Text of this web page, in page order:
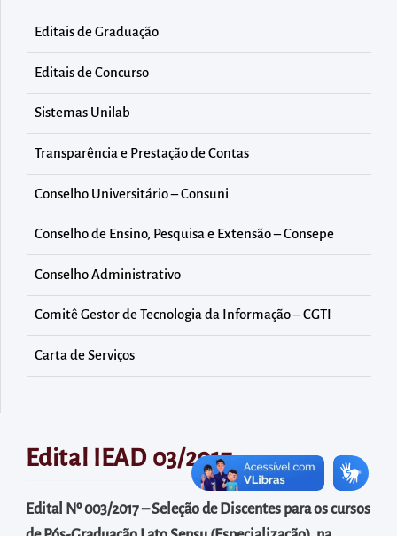
diretamente
o
Acessar
diretamente
área
para
realizar
buscas
internas
Acessar
no
Edital IEAD 03/2017
Edital Nº 003/2017 – Seleção de Discentes para os cursos
Editais de Graduação
Editais de Concurso
Sistemas Unilab
Transparência e Prestação de Contas
Conselho Universitário – Consuni
Conselho de Ensino, Pesquisa e Extensão – Consepe
Conselho Administrativo
Comitê Gestor de Tecnologia da Informação – CGTI
Carta de Serviços